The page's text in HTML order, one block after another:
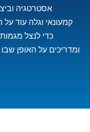
אסטרטגיה
קמעונאי וגלה עוד
כדי לנצל